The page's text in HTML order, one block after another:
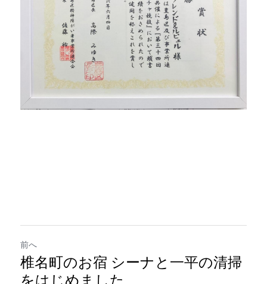
前へ
椎名町のお宿 シーナと一平の清掃
をはじめました